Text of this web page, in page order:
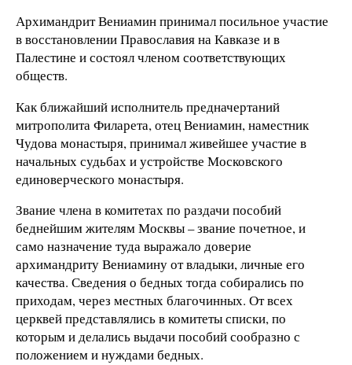
Архимандрит Вениамин принимал посильное участие
в восстановлении Православия на Кавказе и в
Палестине и состоял членом соответствующих
обществ.
Как ближайший исполнитель предначертаний
митрополита Филарета, отец Вениамин, наместник
Чудова монастыря, принимал живейшее участие в
начальных судьбах и устройстве Московского
единоверческого монастыря.
Звание члена в комитетах по раздачи пособий
беднейшим жителям Москвы – звание почетное, и
само назначение туда выражало доверие
архимандриту Вениамину от владыки, личные его
качества. Сведения о бедных тогда собирались по
приходам, через местных благочинных. От всех
церквей представлялись в комитеты списки, по
которым и делались выдачи пособий сообразно с
положением и нуждами бедных.